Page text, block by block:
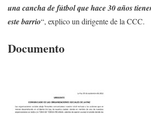
una cancha de fútbol que hace 30 años
este barrio“, explico un dirigente de la CCC.
Documento